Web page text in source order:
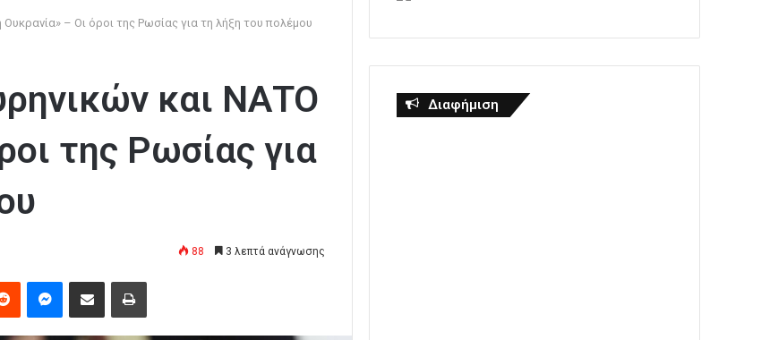
– Οι όροι της Ρωσίας για τη λήξη του πολέμου
και ΝΑΤΟ
της Ρωσίας για
88 3 λεπτά ανάγνωσης
Διαφήμιση